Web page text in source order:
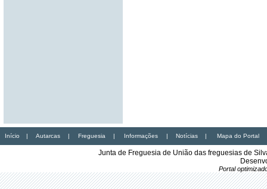
Início | Autarcas | Freguesia | Informações | Notícias | Mapa do Portal
Junta de Freguesia de União das freguesias de
Portal